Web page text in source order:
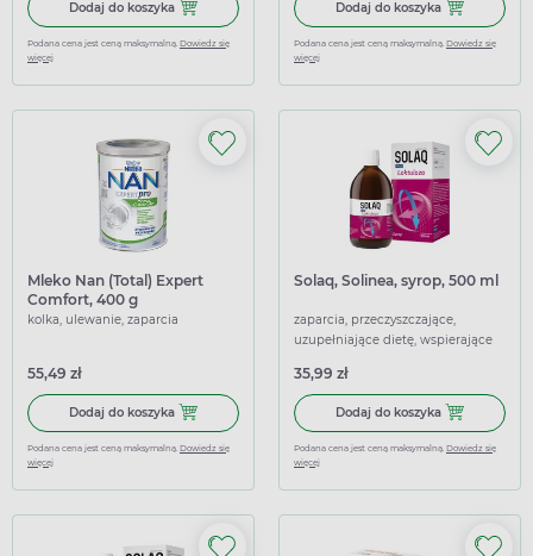
Dodaj do koszyka Dodaj do koszyka Lactulosum Polfarmex 7,5 g/15 ml,
Podana cena jest ceną maksymalną. Dowiedz się
więcej
Dodaj do koszyka Dodaj do
Podana cena jest ceną maksymalną. Dowiedz się
więcej
Mleko Nan (Total) Expert
Comfort, 400 g
kolka, ulewanie, zaparcia
55,49 zł
Dodaj do koszyka Dodaj do koszyka Mleko Nan (Total) Expert Comfort, 400 g
Podana cena jest ceną maksymalną. Dowiedz się
więcej
Solaq, Solinea, syrop, 500 ml
zaparcia, przeczyszczające,
uzupełniające dietę, wspierające
35,99 zł
Dodaj do koszyka Dodaj do
Podana cena jest ceną maksymalną. Dowiedz się
więcej